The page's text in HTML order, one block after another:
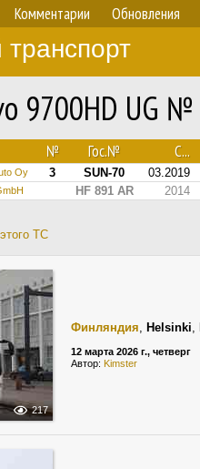
Комментарии Обновления
9700HD UG
№ Гос.№ С...
Oy 3 SUN-70 03.2019
HF 891 AR 2014
ТС
217
Финляндия, Helsinki,
12 марта 2026 г., четверг
Автор: Kimster